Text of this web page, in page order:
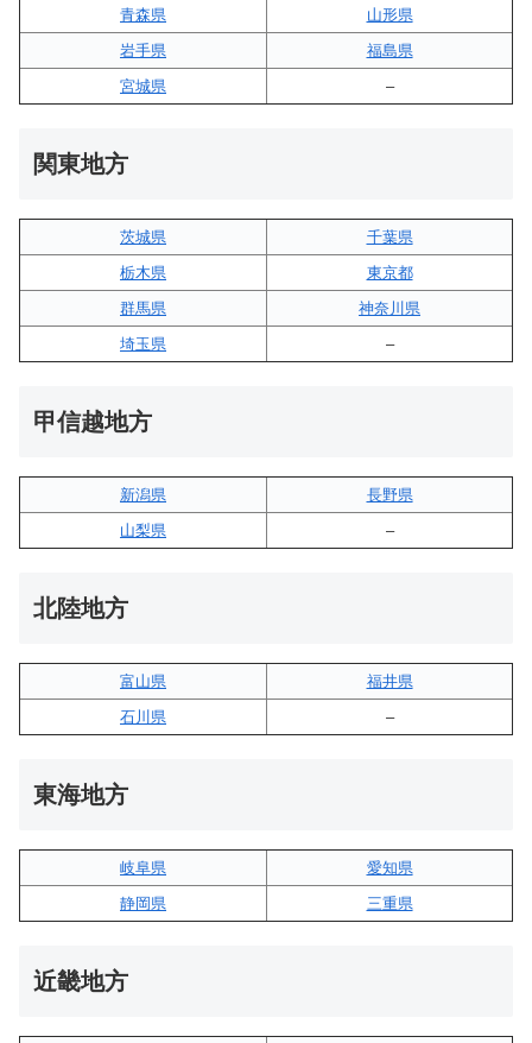
青森県
山形県
岩手県
福島県
宮城県
–
関東地方
茨城県
千葉県
栃木県
東京都
群馬県
神奈川県
埼玉県
–
甲信越地方
新潟県
長野県
山梨県
–
北陸地方
富山県
福井県
石川県
–
東海地方
岐阜県
愛知県
静岡県
三重県
近畿地方